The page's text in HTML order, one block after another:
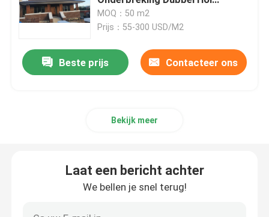
UPVC-Uitdrijvingsprofielen
upvc openslaand raam
UPVC-Schuifdeur
Goedgekeurd het Glasce
MOQ：50 m2
Prijs：55-300 USD/M2
Beste prijs Contacteer ons
Bekijk meer
Laat een bericht achter
We bellen je snel terug!